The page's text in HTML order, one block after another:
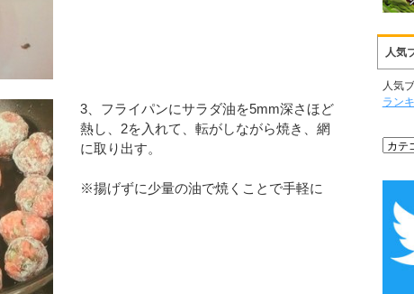
3、フライパンにサラダ油を5mm深さほど
熱し、2を入れて、転がしながら焼き、網
に取り出す。
※揚げずに少量の油で焼くことで手軽に
人気
人気
ラン